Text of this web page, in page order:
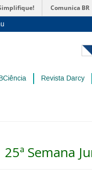
Comunica BR
Revista Darcy
Semana